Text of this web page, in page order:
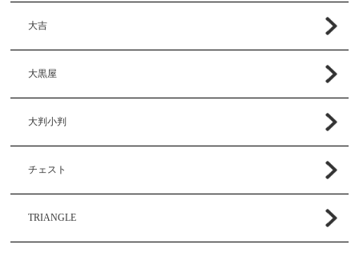
大吉
大黒屋
大判小判
チェスト
TRIANGLE